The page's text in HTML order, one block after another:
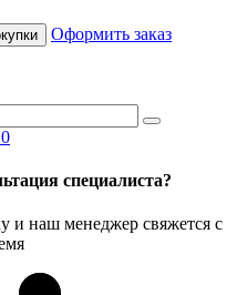
Оформить заказ
0
специалиста?
и наш менеджер свяжется